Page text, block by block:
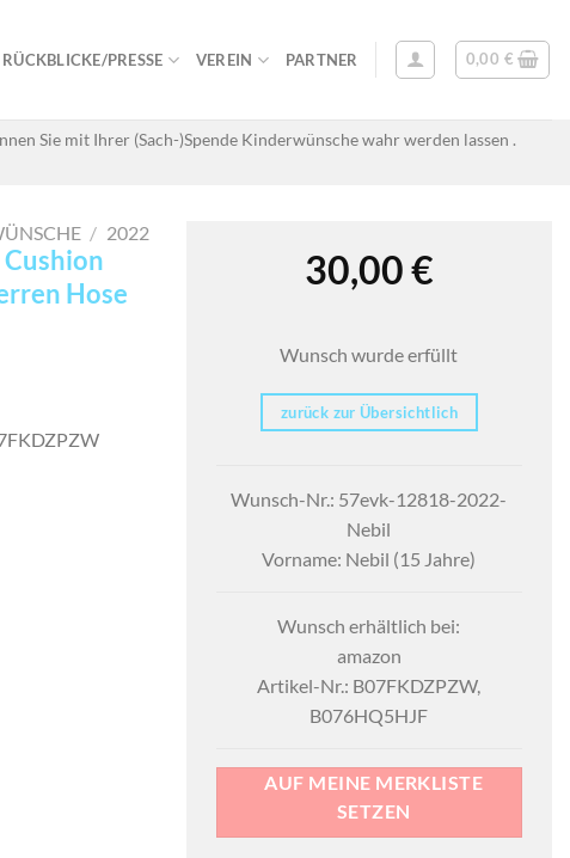
RÜCKBLICKE/PRESSE VEREIN PARTNER 0,00 €
Sie mit Ihrer (Sach-)Spende Kinderwünsche wahr werden lassen .
/ 2022
Hose
30,00€
Wunsch wurde erfüllt
zurück zur Übersichtlich
Wunsch-Nr.: 57evk-12818-2022-
Nebil
Vorname: Nebil (15 Jahre)
Wunsch erhältlich bei:
amazon
Artikel-Nr.: B07FKDZPZW,‎
B076HQ5HJF
AUF MEINE MERKLISTE
SETZEN